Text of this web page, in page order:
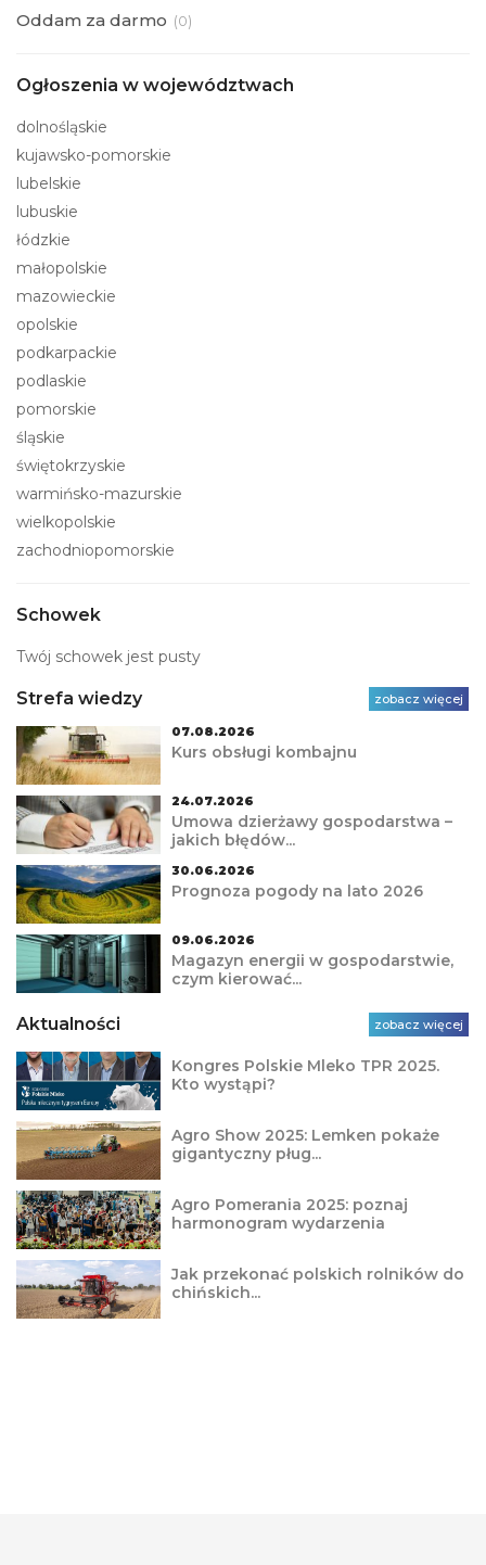
Oddam za darmo (0)
Ogłoszenia w województwach
dolnośląskie
kujawsko-pomorskie
lubelskie
lubuskie
łódzkie
małopolskie
mazowieckie
opolskie
podkarpackie
podlaskie
pomorskie
śląskie
świętokrzyskie
warmińsko-mazurskie
wielkopolskie
zachodniopomorskie
Schowek
Twój schowek jest pusty
Strefa wiedzy zobacz więcej
07.08.2026
Kurs obsługi kombajnu
24.07.2026
Umowa dzierżawy gospodarstwa –
jakich błędów...
30.06.2026
Prognoza pogody na lato 2026
09.06.2026
Magazyn energii w gospodarstwie,
czym kierować...
Aktualności zobacz więcej
Kongres Polskie Mleko TPR 2025.
Kto wystąpi?
Agro Show 2025: Lemken pokaże
gigantyczny pług...
Agro Pomerania 2025: poznaj
harmonogram wydarzenia
Jak przekonać polskich rolników do
chińskich...